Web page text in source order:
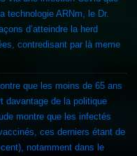
ARNm, le Dr.
d’atteindre la herd
contredisant par là meme
que les moins de 65 ans
davantage de la politique
montre que les infectés
ces derniers étant de
notamment dans le